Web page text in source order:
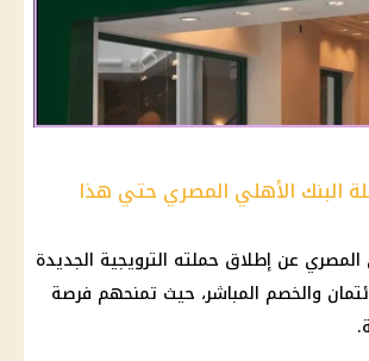
البنك الأهلي المصري حتي هذا
المصري عن إطلاق حملته الترويجية الجديدة
والخصم المباشر، حيث تمنحهم فرصة